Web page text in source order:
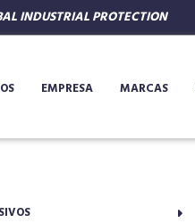
INDUSTRIAL PROTECTION
EMPRESA MARCAS